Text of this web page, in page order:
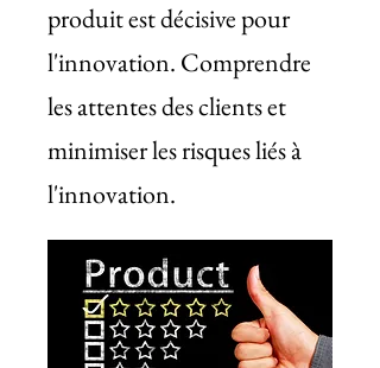
produit est décisive pour
l'innovation. Comprendre
les attentes des clients et
minimiser les risques liés à
l'innovation.